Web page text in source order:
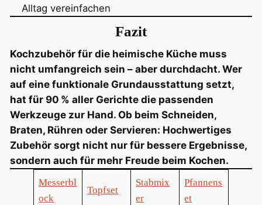
Alltag vereinfachen
Fazit
Kochzubehör für die heimische Küche muss
nicht umfangreich sein – aber durchdacht. Wer
auf eine funktionale Grundausstattung setzt,
hat für 90 % aller Gerichte die passenden
Werkzeuge zur Hand. Ob beim Schneiden,
Braten, Rühren oder Servieren: Hochwertiges
Zubehör sorgt nicht nur für bessere Ergebnisse,
sondern auch für mehr Freude beim Kochen.
Messerbl
ock
Topfset
Stabmix
er
Pfannens
et